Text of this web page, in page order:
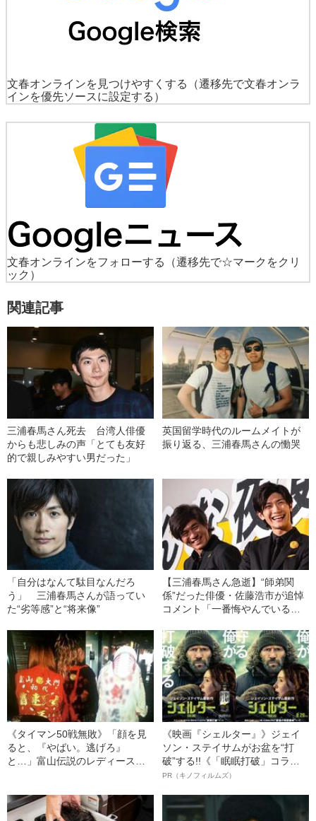
文春オンラインを見つけやすくする
（遷移先で文春オンラ
インを優先ソースに設定する）
文春オンラインをフォローする
（遷移先で☆マークをクリ
ック）
関連記事
三浦春馬さん死去 台湾人俳優
からも悲しみの声「とても友好
的で親しみやすい男だった」
英国留学時代のルームメイトが
振り返る、三浦春馬さんの慟哭
「自分はなんて駄目なんだろ
う」 三浦春馬さんが語ってい
た“劣等感”と“将来像”
【三浦春馬さん急逝】“師弟関
係”だった俳優・佐藤浩市が追悼
コメント「一番悔やんでいるの
《タイマン50戦無敗》「顔を見
ると、『やばい。逃げろ』
と…」富山伝説のレディース初
《映画『シェルター』》ジェイ
ソン・ステイサムがお盆を“打
破”する!!《「眠眠打破」コラ
ボ》
PR（キノフィルムズ）